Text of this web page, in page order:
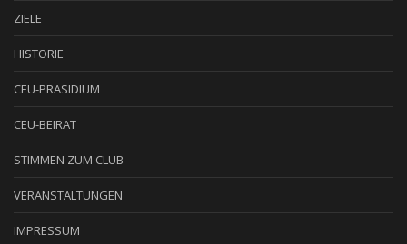
ZIELE
HISTORIE
CEU-PRÄSIDIUM
CEU-BEIRAT
STIMMEN ZUM CLUB
VERANSTALTUNGEN
IMPRESSUM